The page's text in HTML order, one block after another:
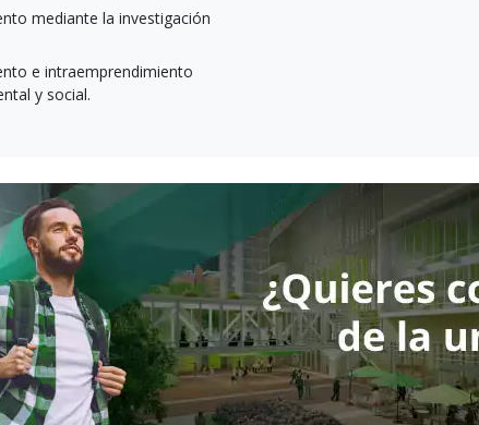
mediante la investigación
e intraemprendimiento
y social.